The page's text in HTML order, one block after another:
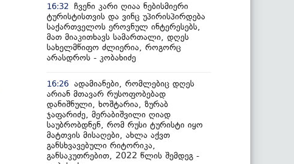
16:32
ჩვენი კარი ღიაა ნებისმიერი
ტურისტისთვის და ვინც უპირისპირდება
საქართველოს ეროვნულ ინტერესებს,
მათ მიაკითხავს სამართალი, დღეს
სახელმწიფო ძლიერია, როგორც
არასდროს - კობახიძე
16:26 ადამიანები, რომლებიც დღეს
არიან მთავარ რუსოფობებად
დანიშნული, ხოშტარია, ზურაბ
ჯაფარიძე, მერაბიშვილი ღიად
საუბრობდნენ, რომ რუსი ტურისტი იყო
მატთვის მისაღები, ახლა აქვთ
განსხვავებული რიტორიკა,
განსაკუთრებით, 2022 წლის შემდეგ -